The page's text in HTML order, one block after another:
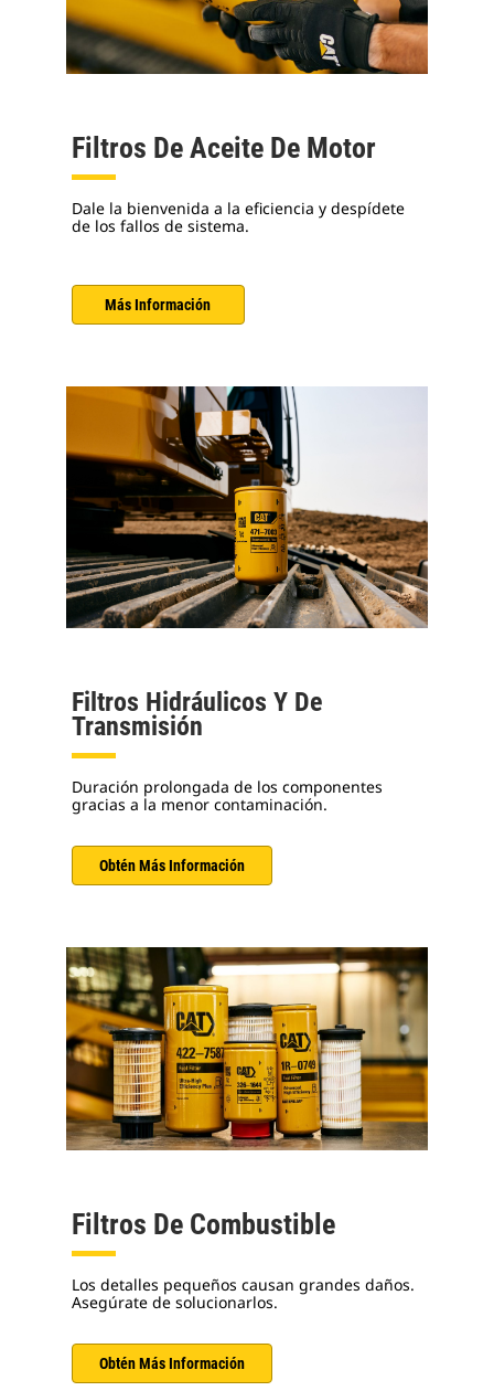
Filtros De Aceite De Motor
Dale la bienvenida a la eficiencia y despídete
de los fallos de sistema.
Más Información
Filtros Hidráulicos Y De
Transmisión
Duración prolongada de los componentes
gracias a la menor contaminación.
Obtén Más Información
Filtros De Combustible
Los detalles pequeños causan grandes daños.
Asegúrate de solucionarlos.
Obtén Más Información